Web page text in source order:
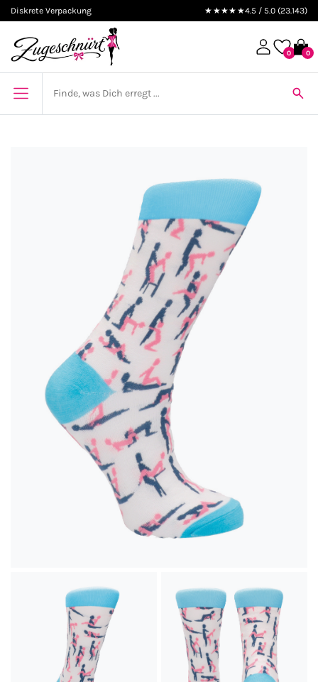
Diskrete Verpackung ★★★★★4.5 / 5.0 (23.143)
0 0